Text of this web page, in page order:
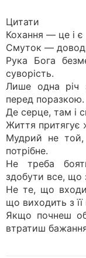
Цитати
Кохання — це і є
Смуток —
Рука Бога
суворість.
Лише одна річ
перед поразкою.
Де серце, там і
Життя притягує
Мудрий не
потрібне.
Не треба
здобути все, що
Не те, що
що виходить з її
Якщо почнеш
втратиш